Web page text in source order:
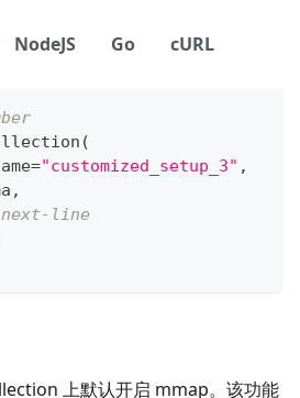
NodeJS Go cURL
(
="customized_setup_3" ,
,
line
上默认开启 mmap。该功能